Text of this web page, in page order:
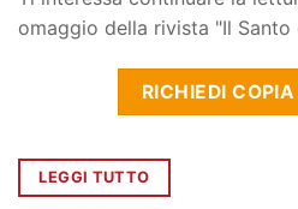
omaggio della rivista "Il
RICHIEDI
LEGGI TUTTO